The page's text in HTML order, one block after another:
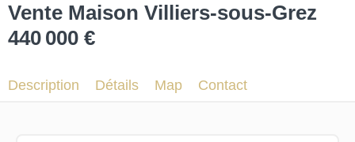
Vente Maison Villiers-sous-Grez
440 000 €
Description Détails Map Contact